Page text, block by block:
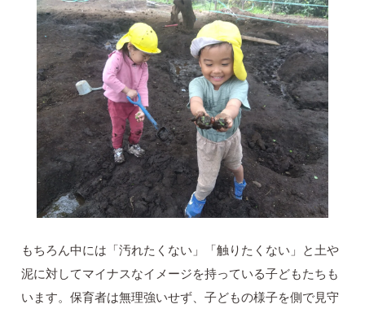
もちろん中には「汚れたくない」「触りたくない」と土や
泥に対してマイナスなイメージを持っている子どもたちも
います。保育者は無理強いせず、子どもの様子を側で見守